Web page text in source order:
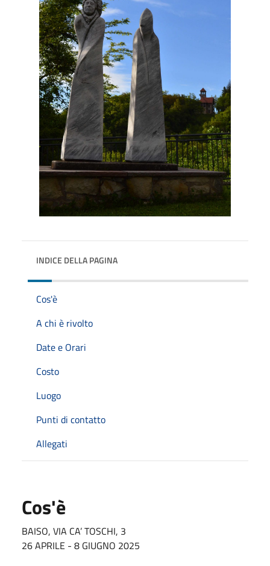
INDICE DELLA PAGINA
Cos'è
A chi è rivolto
Date e Orari
Costo
Luogo
Punti di contatto
Allegati
Cos'è
BAISO, VIA CA’ TOSCHI, 3
26 APRILE - 8 GIUGNO 2025